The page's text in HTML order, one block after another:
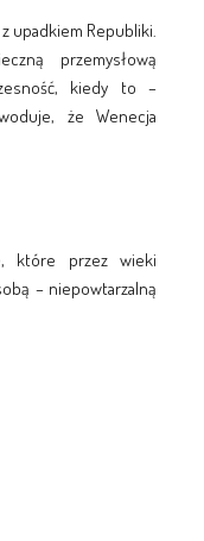
upadkiem Republiki.
przemysłową
kiedy to –
że Wenecja
które przez wieki
– niepowtarzalną